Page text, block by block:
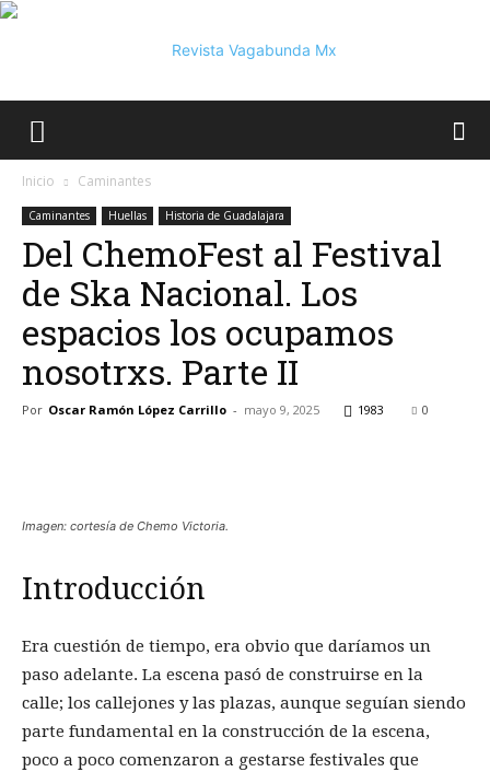
Mx
Inicio Caminantes
Caminantes Huellas Historia de Guadalajara
Del ChemoFest al Festival
de Ska Nacional. Los
espacios los ocupamos
nosotrxs. Parte II
Por Oscar Ramón López Carrillo - mayo 9, 2025 1983 0
Imagen: cortesía de Chemo Victoria.
Introducción
Era cuestión de tiempo, era obvio que daríamos un
paso adelante. La escena pasó de construirse en la
calle; los callejones y las plazas, aunque seguían siendo
parte fundamental en la construcción de la escena,
poco a poco comenzaron a gestarse festivales que